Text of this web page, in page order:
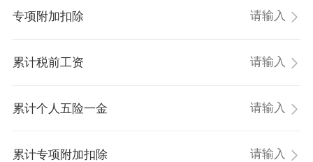
专项附加扣除
累计税前工资
累计个人五险一金
累计专项附加扣除